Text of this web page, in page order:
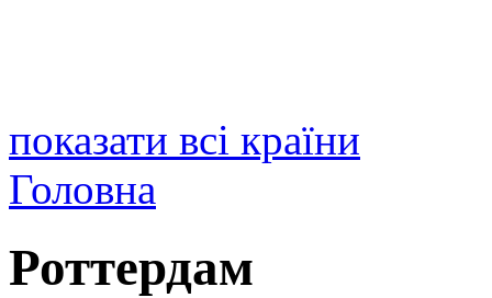
показати всі країни
Головна
Роттердам